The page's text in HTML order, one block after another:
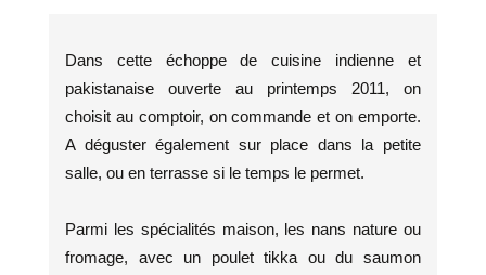
Dans cette échoppe de cuisine indienne et
pakistanaise ouverte au printemps 2011, on
choisit au comptoir, on commande et on emporte.
A déguster également sur place dans la petite
salle, ou en terrasse si le temps le permet.
Parmi les spécialités maison, les nans nature ou
fromage, avec un poulet tikka ou du saumon